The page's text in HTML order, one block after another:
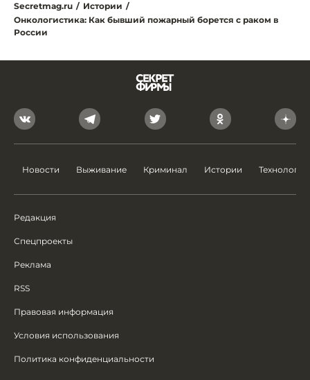
Secretmag.ru / Истории /
Онкологистика: Как бывший пожарный борется с раком в
России
Новости Выживание Криминал Истории Технологии
Редакция
Спецпроекты
Реклама
RSS
Правовая информация
Условия использования
Политика конфиденциальности